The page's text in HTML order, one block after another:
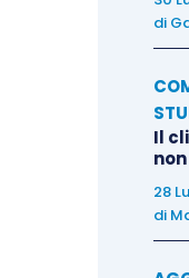
di
Il
28
di